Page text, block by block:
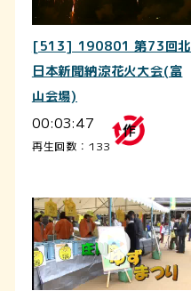
[513] 190801 第73回北
日本新聞納涼花火大会(富
山会場)
00:03:47
再生回数：133